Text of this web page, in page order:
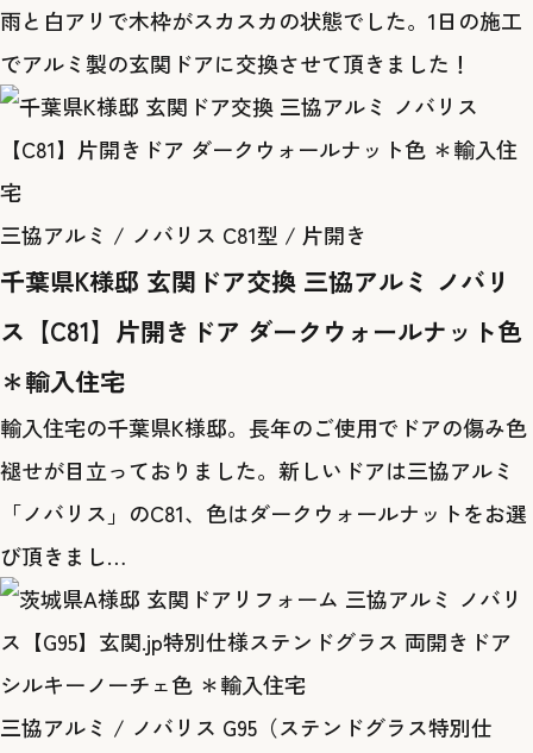
雨と白アリで木枠がスカスカの状態でした。1日の施工
でアルミ製の玄関ドアに交換させて頂きました！
三協アルミ / ノバリス C81型 / 片開き
千葉県K様邸 玄関ドア交換 三協アルミ ノバリ
ス【C81】片開きドア ダークウォールナット色
＊輸入住宅
輸入住宅の千葉県K様邸。長年のご使用でドアの傷み色
褪せが目立っておりました。新しいドアは三協アルミ
「ノバリス」のC81、色はダークウォールナットをお選
び頂きまし…
三協アルミ / ノバリス G95（ステンドグラス特別仕